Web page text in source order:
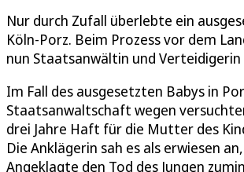
Nur durch Zufall überlebte ein
Köln-Porz. Beim Prozess vor dem
nun Staatsanwältin und Verteidigerin
Im Fall des ausgesetzten Babys in
Staatsanwaltschaft wegen
drei Jahre Haft für die Mutter des
Die Anklägerin sah es als erwiesen
Angeklagte den Tod des Jungen